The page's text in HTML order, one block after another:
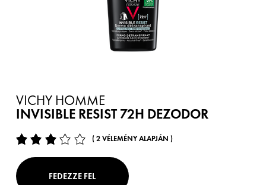
VICHY HOMME
INVISIBLE RESIST 72H DEZODOR
( 2 VÉLEMÉNY ALAPJÁN )
FEDEZZE FEL